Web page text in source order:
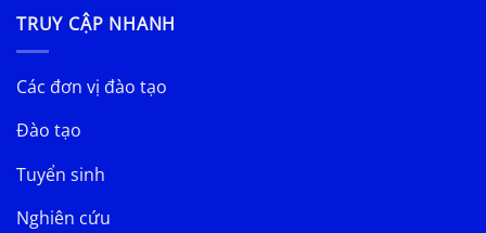
TRUY CẬP NHANH
Các đơn vị đào tạo
Đào tạo
Tuyển sinh
Nghiên cứu